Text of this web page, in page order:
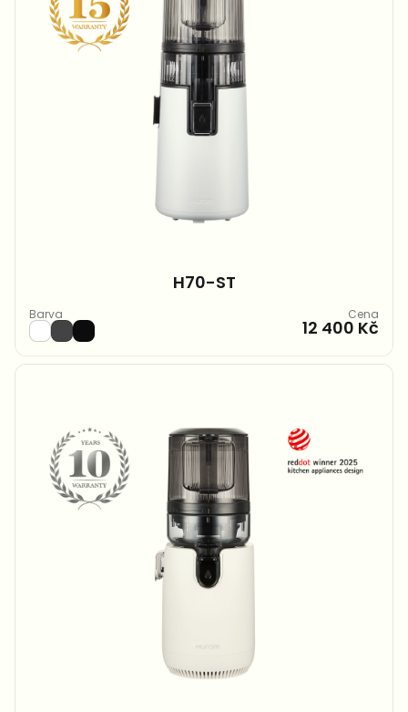
H70-ST
Barva Cena
12 400 Kč